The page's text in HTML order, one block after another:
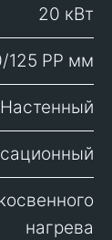
20 кВт
125 РР мм
Настенный
нагрева